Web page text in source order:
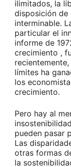
ilimitados, la
disposición de
interminable.
particular el
informe de
crecimiento ,
límites ha
los
crecimiento.
Pero hay al
pueden pasar
Las
otras formas
la